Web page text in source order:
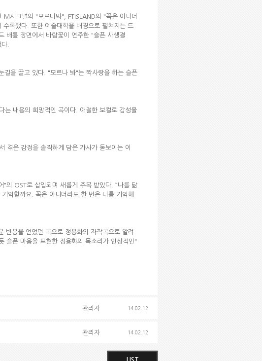
시그널의 "모르나봐", FTISLAND의 "꼭은 아니더
록됐다. 또한 예술대학을 배경으로 펼쳐지는 드
틀 장면에서 바람꽃이 연주한 "슬픈 사생결
.
길을 끌고 있다. "모르나 봐"는 짝사랑을 하는 슬픈
는 내용의 희망적인 곡이다. 애절한 보컬로 감성을
겪은 감정을 솔직하게 담은 가사가 돋보이는 이
"의 OST로 삽입되며 새롭게 주목 받았다. “나를 닮
억할까요. 꼭은 아니더라도 한 번은 나를 기억해
응을 얻었던 곡으로 정용화의 자작곡으로 알려
슬픈 마음을 표현한 정용화의 목소리가 인상적인"
관리자 14.02.12
관리자 14.02.12